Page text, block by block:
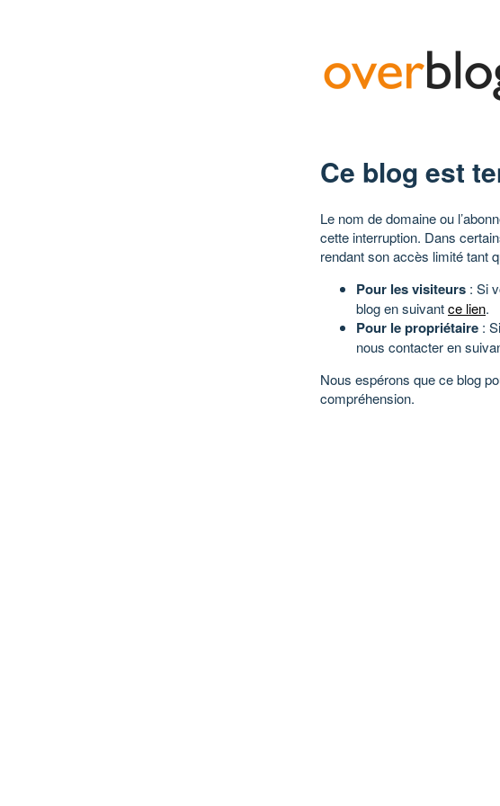
Ce blog est
Le nom de domaine ou
cette interruption. Dans
rendant son accès limité tant
Pour les visiteurs : Si
blog en suivantce lien.
Pour le propriétaire :
nous contacter en
Nous espérons que ce blog
compréhension.